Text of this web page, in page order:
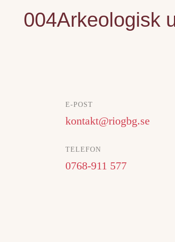
004Arkeologisk
E-POST
kontakt@riogbg.se
TELEFON
0768-911 577